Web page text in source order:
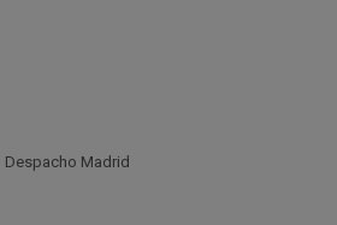
Despacho Madrid